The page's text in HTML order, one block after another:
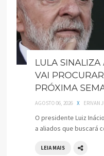
LULA
VAI
PRÓXIMA
AGOSTO 06, 2026 X ERIVAN
O presidente Luiz
a aliados que buscará
LEIA MAIS